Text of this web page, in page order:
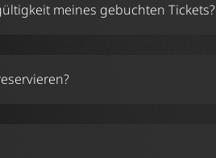
meines gebuchten Tickets?